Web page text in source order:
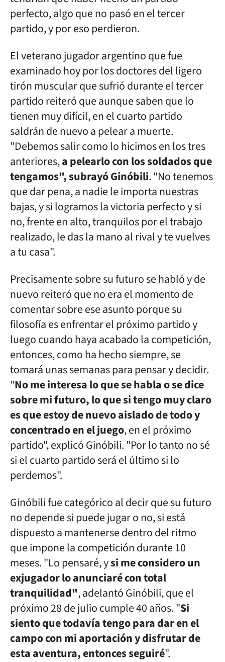
perfecto, algo que no pasó en el tercer
partido, y por eso perdieron.
El veterano jugador argentino que fue
examinado hoy por los doctores del ligero
tirón muscular que sufrió durante el tercer
partido reiteró que aunque saben que lo
tienen muy difícil, en el cuarto partido
saldrán de nuevo a pelear a muerte.
"Debemos salir como lo hicimos en los tres
anteriores,a pelearlo con los soldados que
tengamos", subrayó Ginóbili. "No tenemos
que dar pena, a nadie le importa nuestras
bajas, y si logramos la victoria perfecto y si
no, frente en alto, tranquilos por el trabajo
realizado, le das la mano al rival y te vuelves
a tu casa".
Precisamente sobre su futuro se habló y de
nuevo reiteró que no era el momento de
comentar sobre ese asunto porque su
filosofía es enfrentar el próximo partido y
luego cuando haya acabado la competición,
entonces, como ha hecho siempre, se
tomará unas semanas para pensar y decidir.
"No me interesa lo que se habla o se dice
sobre mi futuro, lo que si tengo muy claro
es que estoy de nuevo aislado de todo y
concentrado en el juego, en el próximo
partido", explicó Ginóbili. "Por lo tanto no sé
si el cuarto partido será el último si lo
perdemos".
Ginóbili fue categórico al decir que su futuro
no depende si puede jugar o no, si está
dispuesto a mantenerse dentro del ritmo
que impone la competición durante 10
meses. "Lo pensaré, ysi me considero un
exjugador lo anunciaré con total
tranquilidad", adelantó Ginóbili, que el
próximo 28 de julio cumple 40 años. "Si
siento que todavía tengo para dar en el
campo con mi aportación y disfrutar de
esta aventura, entonces seguiré".